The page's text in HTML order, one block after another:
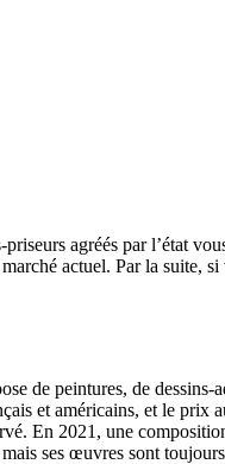
agréés par l’état
actuel. Par la suite,
de peintures, de dessins-
et américains, et le prix
En 2021, une
ses œuvres sont